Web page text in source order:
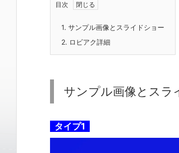
目次
1. サンプル画像とスライドショー
2. ロビアク詳細
サンプル画像とスラ
タイプ1